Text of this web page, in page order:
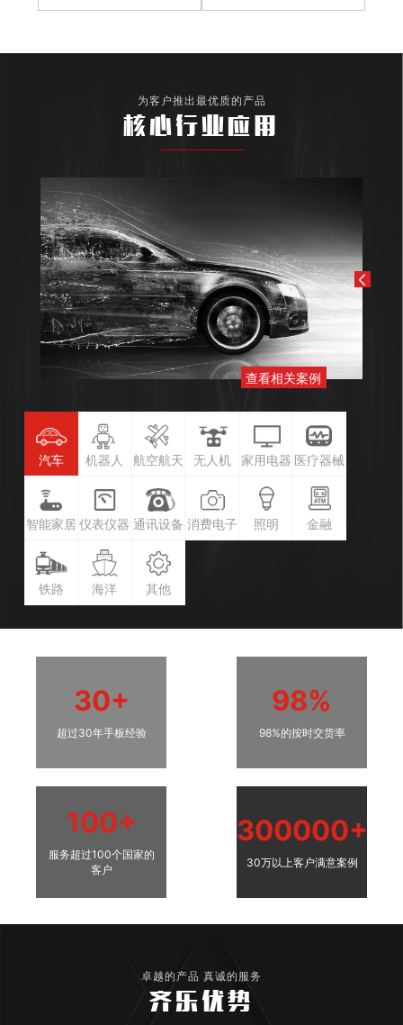
为客户推出最优质的产品
核心行业应用
查看相关案例
汽车 机器人 航空航天 无人机 家用电器 医疗器械
智能家居 仪表仪器 通讯设备 消费电子 照明 金融
铁路 海洋 其他
30+
超过30年手板经验
98%
98%的按时交货率
100+
服务超过100个国家的
客户
300000+
30万以上客户满意案例
卓越的产品 真诚的服务
齐乐优势